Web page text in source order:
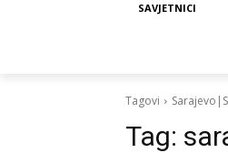
SAVJETNICI
Tagovi
Tag: